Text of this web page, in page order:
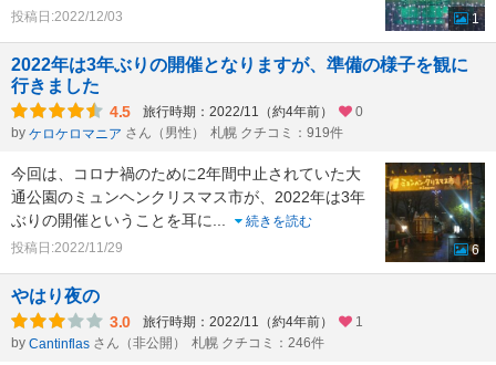
投稿日:2022/12/03
1
2022年は3年ぶりの開催となりますが、準備の様子を観に
行きました
4.5 旅行時期：2022/11（約4年前）
0
by ケロケロマニア さん（男性） 札幌 クチコミ：919件
今回は、コロナ禍のために2年間中止されていた大
通公園のミュンヘンクリスマス市が、2022年は3年
ぶりの開催ということを耳に
続きを読む
投稿日:2022/11/29
6
やはり夜の
3.0 旅行時期：2022/11（約4年前）
1
by Cantinflas さん（非公開） 札幌 クチコミ：246件